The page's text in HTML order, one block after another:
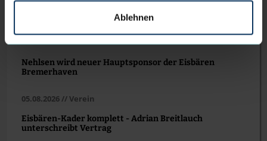
Ablehnen
WEITERE NEWS
Nehlsen wird neuer Hauptsponsor der Eisbären
Bremerhaven
05.08.2026 // Verein
Eisbären-Kader komplett - Adrian Breitlauch
unterschreibt Vertrag